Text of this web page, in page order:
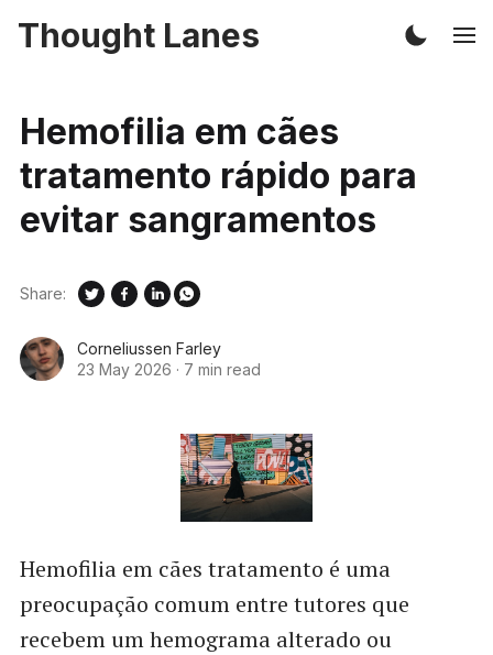
Thought Lanes
Hemofilia em cães
tratamento rápido para
evitar sangramentos
Corneliussen Farley
23 May 2026 · 7 min read
Share:
Hemofilia em cães tratamento é uma
preocupação comum entre tutores que
recebem um hemograma alterado ou